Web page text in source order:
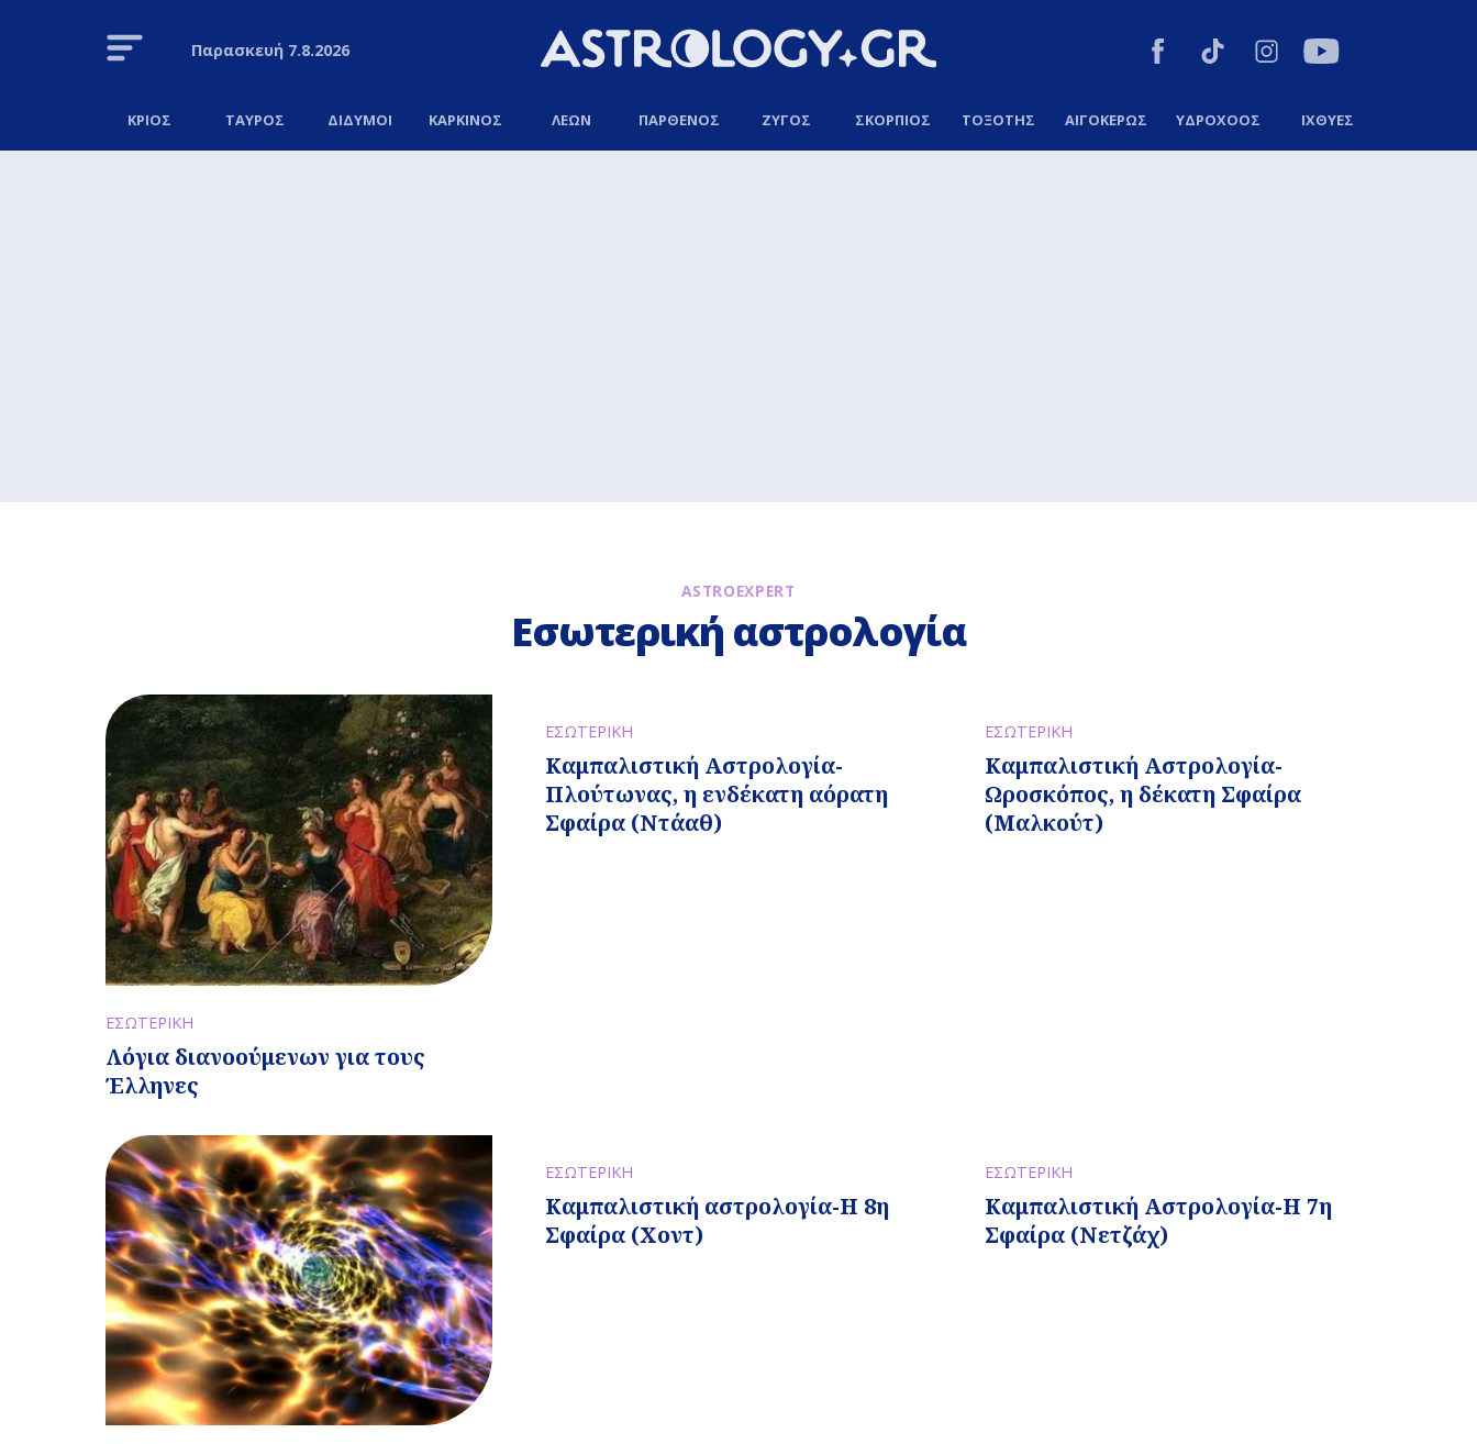
Παρασκευή7.8.2026
ΚΡΙΟΣ ΤΑΥΡΟΣ ΔΙΔΥΜΟΙ ΚΑΡΚΙΝΟΣ ΛΕΩΝ ΠΑΡΘΕΝΟΣ ΖΥΓΟΣ ΣΚΟΡΠΙΟΣ ΤΟΞΟΤΗΣ ΑΙΓΟΚΕΡΩΣ ΥΔΡΟΧΟΟΣ ΙΧΘΥΕΣ
ASTROEXPERT
Εσωτερική αστρολογία
ΕΣΩΤΕΡΙΚΗ
Λόγια διανοούμενων για τους
Έλληνες
ΕΣΩΤΕΡΙΚΗ
Καμπαλιστική Αστρολογία-
Πλούτωνας, η ενδέκατη αόρατη
Σφαίρα (Ντάαθ)
ΕΣΩΤΕΡΙΚΗ
Καμπαλιστική Αστρολογία-
Ωροσκόπος, η δέκατη Σφαίρα
(Μαλκούτ)
ΕΣΩΤΕΡΙΚΗ
Καμπαλιστική αστρολογία-Η 8η
Σφαίρα (Χοντ)
ΕΣΩΤΕΡΙΚΗ
Καμπαλιστική Αστρολογία-Η 7η
Σφαίρα (Νετζάχ)